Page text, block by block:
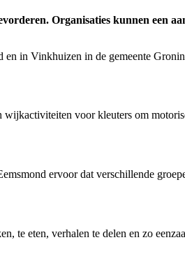
Organisaties kunnen een
en in Vinkhuizen in de gemeente
voor kleuters om
ervoor dat verschillende
te eten, verhalen te delen en zo